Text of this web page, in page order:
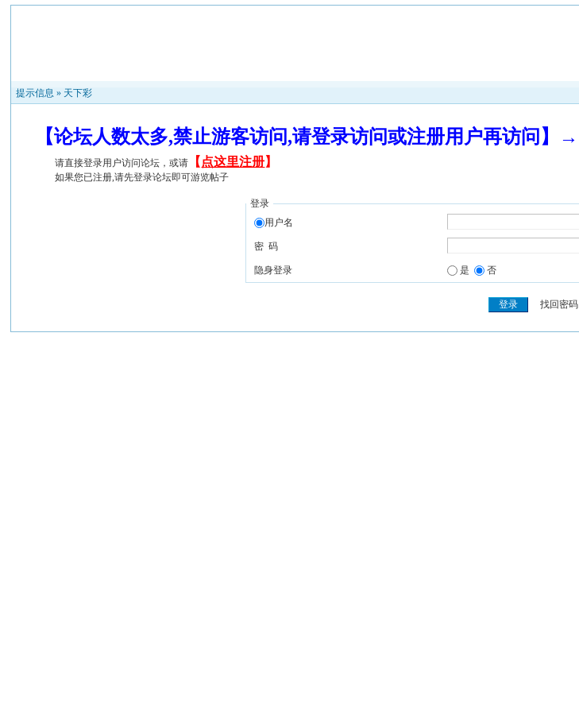
提示信息 » 天下彩
【论坛人数太多,禁止游客访问,请登录访问或注册用户再访问】→
请直接登录用户访问论坛，或请 【 点这里注册】
如果您已注册,请先登录论坛即可游览帖子
登录
用户名
密 码
隐身登录 是 否
找回密码